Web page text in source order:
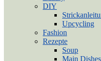
DIY
Upcycling
Fashion
Rezepte
Soup
Main Dishes